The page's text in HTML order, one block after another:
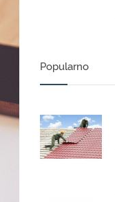
Popularno